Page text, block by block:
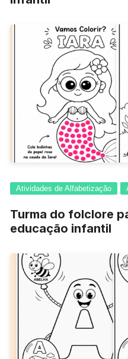
Atividades de Alfabetização
Turma do folclore
educação infantil